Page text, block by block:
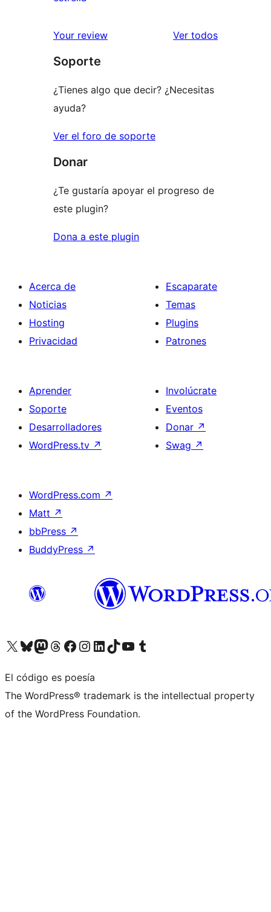
estrellas
de
estrellas
Your review Ver todoslos
Soporte
¿Tienes algo que decir? ¿Necesitas
ayuda?
Ver el foro de soporte
Donar
¿Te gustaría apoyar el progreso de
este plugin?
Dona a este plugin
Acerca de
Noticias
Hosting
Privacidad
Escaparate
Temas
Plugins
Patrones
Aprender
Soporte
Desarrolladores
WordPress.tv ↗
Involúcrate
Eventos
Donar ↗
Swag ↗
WordPress.com ↗
Matt ↗
bbPress ↗
BuddyPress ↗
Visita nuestra cuenta de X (anteriormente Twitter)
Visita nuestra cuenta de Bluesky
Visita nuestra cuenta de Mastodon
Visita nuestra cuenta de Threads
Visita nuestra página de Facebook
Visita nuestra cuenta de Instagram
Visita nuestra cuenta de LinkedIn
Visita nuestra cuenta de TikTok
Visita nuestro canal de YouTube
Visita nuestra cuenta de Tumblr
El código es poesía
The WordPress® trademark is the intellectual property
of the WordPress Foundation.